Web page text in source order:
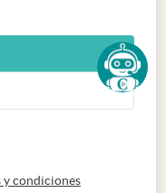
y condicionesabre en nueva